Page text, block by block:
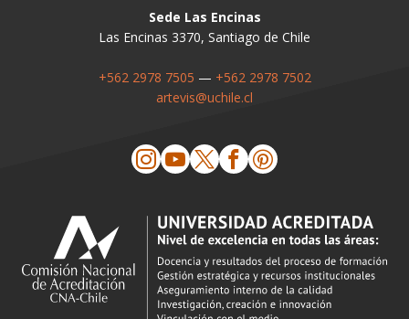
Sede Las Encinas
Las Encinas 3370, Santiago de Chile
+562 2978 7505 — +562 2978 7502
artevis@uchile.cl